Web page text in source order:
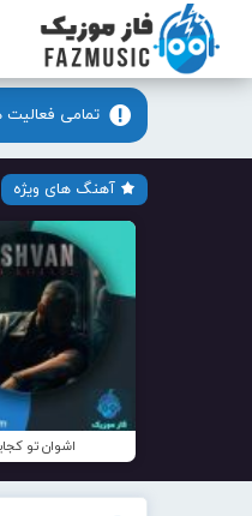
تمامی فعالیت
آهنگ های ویژه
اشوان تو